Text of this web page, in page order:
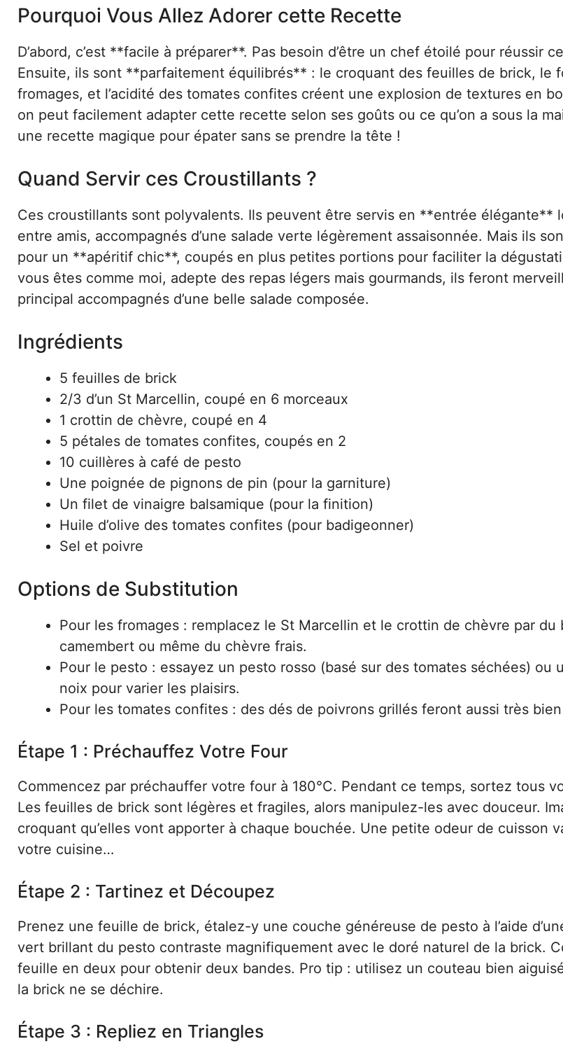
Pourquoi Vous Allez Adorer cette Recette
D’abord, c’est **facile à préparer**. Pas besoin d’être un chef étoilé pour réussir
Ensuite, ils sont **parfaitement équilibrés** : le croquant des feuilles de brick, le
fromages, et l’acidité des tomates confites créent une explosion de textures en
on peut facilement adapter cette recette selon ses goûts ou ce qu’on a sous la
une recette magique pour épater sans se prendre la tête !
Quand Servir ces Croustillants ?
Ces croustillants sont polyvalents. Ils peuvent être servis en **entrée élégante**
entre amis, accompagnés d’une salade verte légèrement assaisonnée. Mais ils
pour un **apéritif chic**, coupés en plus petites portions pour faciliter la
vous êtes comme moi, adepte des repas légers mais gourmands, ils feront
principal accompagnés d’une belle salade composée.
Ingrédients
5 feuilles de brick
2/3 d’un St Marcellin, coupé en 6 morceaux
1 crottin de chèvre, coupé en 4
5 pétales de tomates confites, coupés en 2
10 cuillères à café de pesto
Une poignée de pignons de pin (pour la garniture)
Un filet de vinaigre balsamique (pour la finition)
Huile d’olive des tomates confites (pour badigeonner)
Sel et poivre
Options de Substitution
Pour les fromages : remplacez le St Marcellin et le crottin de chèvre par du
camembert ou même du chèvre frais.
Pour le pesto : essayez un pesto rosso (basé sur des tomates séchées) ou
noix pour varier les plaisirs.
Pour les tomates confites : des dés de poivrons grillés feront aussi très bien
Étape 1 : Préchauffez Votre Four
Commencez par préchauffer votre four à 180°C. Pendant ce temps, sortez tous
Les feuilles de brick sont légères et fragiles, alors manipulez-les avec douceur.
croquant qu’elles vont apporter à chaque bouchée. Une petite odeur de cuisson
votre cuisine…
Étape 2 : Tartinez et Découpez
Prenez une feuille de brick, étalez-y une couche généreuse de pesto à l’aide
vert brillant du pesto contraste magnifiquement avec le doré naturel de la brick.
feuille en deux pour obtenir deux bandes. Pro tip : utilisez un couteau bien
la brick ne se déchire.
Étape 3 : Repliez en Triangles